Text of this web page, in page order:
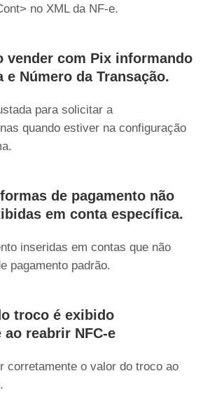
no XML da NF-e.
vender com Pix informando
Número da Transação.
para solicitar a
quando estiver na configuração
de pagamento não
em conta específica.
inseridas em contas que não
pagamento padrão.
troco é exibido
reabrir NFC-e
corretamente o valor do troco ao